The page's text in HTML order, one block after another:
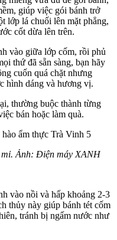
giúp việc gói bánh trở
lớp lá chuối lên mặt phẳng,
cốt dừa lên trên.
vào giữa lớp cốm, rồi phủ
thứ đã sẵn sàng, bạn hãy
cuốn quá chặt nhưng
hình dáng và hương vị.
thường buộc thành từng
bán hoặc làm quà.
mỉ. Ảnh: Điện máy XANH
vào nồi và hấp khoảng 2-3
thủy này giúp bánh tét cốm
tránh bị ngấm nước như